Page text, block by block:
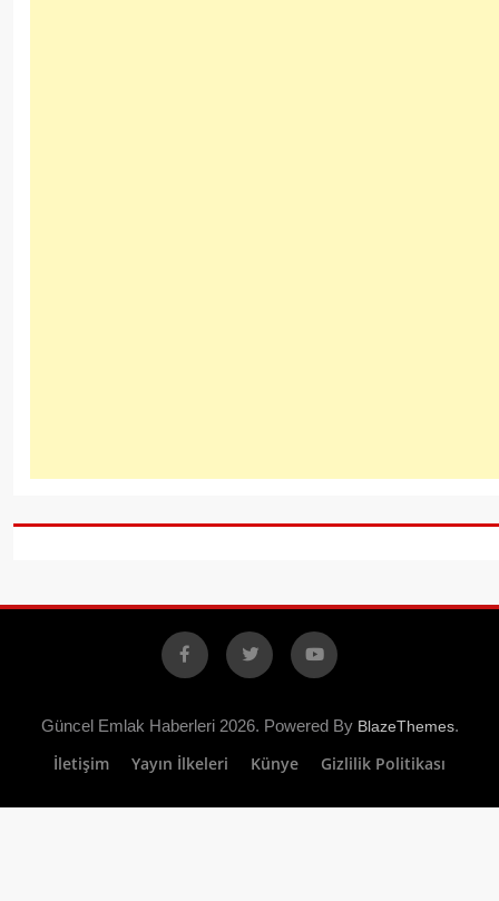
Facebook
X YouTube
Güncel Emlak Haberleri 2026. Powered By BlazeThemes.
İletişim Yayın İlkeleri Künye Gizlilik Politikası